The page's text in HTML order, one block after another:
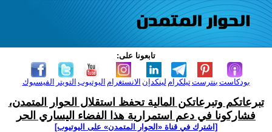
تابعونا على:
الفيسبوك التويتر اليوتيوب الانستغرام لينكدإن تيلكرامبنترست بودكاست
تبرعاتكم وتبرعاتكن المالية تحفظ استقلال الحوار المتمدن،
فشاركونا في دعم استمرارية هذا الفضاء اليساري الحر
[اشترك في قناة ‫«الحوار المتمدن» على اليوتيوب]